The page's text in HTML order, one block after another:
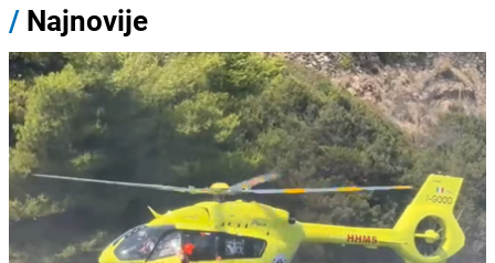
/ Najnovije